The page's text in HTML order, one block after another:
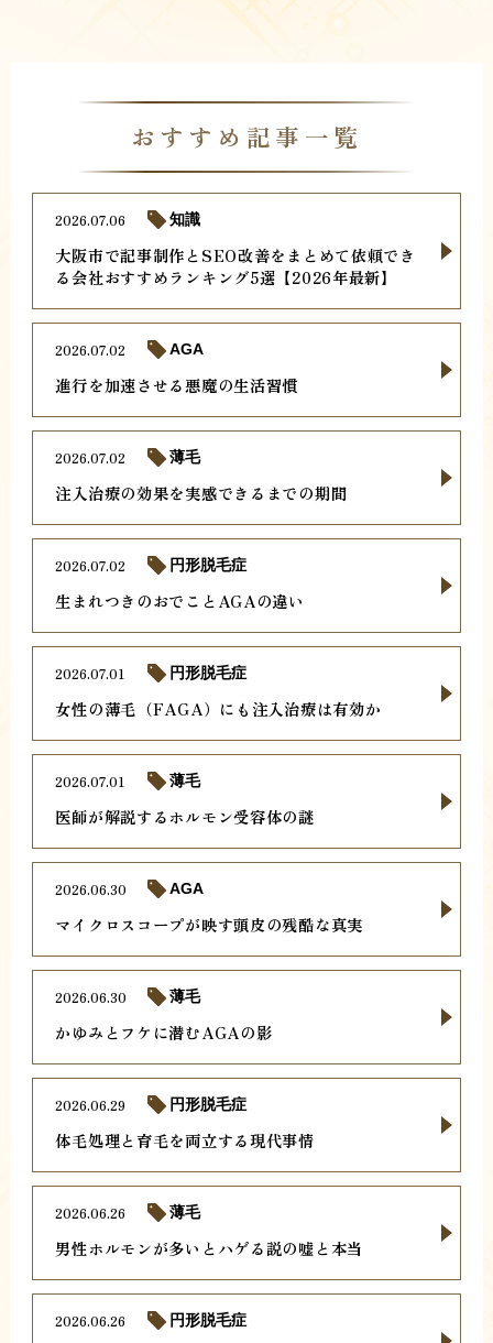
おすすめ記事一覧
大阪市で記事制作とSEO改善をまとめて依頼でき
る会社おすすめランキング5選【2026年最新】
2026.07.06 知識
進行を加速させる悪魔の生活習慣
2026.07.02 AGA
注入治療の効果を実感できるまでの期間
2026.07.02 薄毛
生まれつきのおでことAGAの違い
2026.07.02 円形脱毛症
女性の薄毛（FAGA）にも注入治療は有効か
2026.07.01 円形脱毛症
医師が解説するホルモン受容体の謎
2026.07.01 薄毛
マイクロスコープが映す頭皮の残酷な真実
2026.06.30 AGA
かゆみとフケに潜むAGAの影
2026.06.30 薄毛
体毛処理と育毛を両立する現代事情
2026.06.29 円形脱毛症
男性ホルモンが多いとハゲる説の嘘と本当
2026.06.26 薄毛
2026.06.26 円形脱毛症